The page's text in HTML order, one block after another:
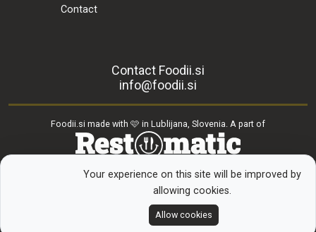
Contact
Contact Foodii.si
info@foodii.si
Foodii.si made with 🩷 in Lublijana, Slovenia. A part of
2026
Your experience on this site will be improved by
allowing cookies.
Allow cookies